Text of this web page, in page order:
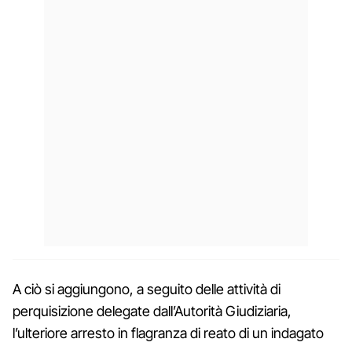
A ciò si aggiungono, a seguito delle attività di
perquisizione delegate dall’Autorità Giudiziaria,
l’ulteriore arresto in flagranza di reato di un indagato